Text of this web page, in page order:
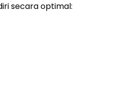
secara optimal: